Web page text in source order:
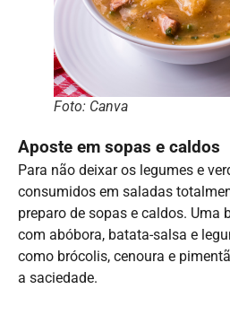
Foto: Canva
Aposte em sopas e caldos
Para não deixar os legumes e
consumidos em saladas
preparo de sopas e caldos. Uma
com abóbora, batata-salsa e
como brócolis, cenoura e
a saciedade.